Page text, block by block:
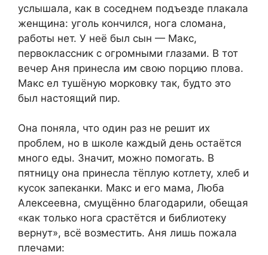
услышала, как в соседнем подъезде плакала
женщина: уголь кончился, нога сломана,
работы нет. У неё был сын — Макс,
первоклассник с огромными глазами. В тот
вечер Аня принесла им свою порцию плова.
Макс ел тушёную морковку так, будто это
был настоящий пир.
Она поняла, что один раз не решит их
проблем, но в школе каждый день остаётся
много еды. Значит, можно помогать. В
пятницу она принесла тёплую котлету, хлеб и
кусок запеканки. Макс и его мама, Люба
Алексеевна, смущённо благодарили, обещая
«как только нога срастётся и библиотеку
вернут», всё возместить. Аня лишь пожала
плечами: